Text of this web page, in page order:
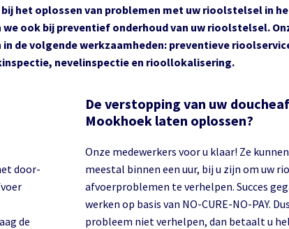
het oplossen van problemen met uw rioolstelsel in
ook bij preventief onderhoud van uw rioolstelsel.
de volgende werkzaamheden: preventieve
nevelinspectie en rioollokalisering.
door-
de
De verstopping van uw
Mookhoek laten oplossen?
Onze medewerkers voor u klaar! Ze
meestal binnen een uur, bij u zijn om uw
afvoerproblemen te verhelpen. Succes
werken op basis van NO-CURE-NO-PAY.
probleem niet verhelpen, dan betaalt u